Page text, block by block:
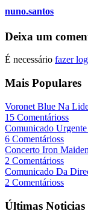
nuno.santos
Deixa um
É necessário fazer
Mais Populares
Voronet Blue Na
15 Comentárioss
Comunicado
6 Comentárioss
Concerto Iron
2 Comentárioss
Comunicado Da
2 Comentárioss
Últimas Noticias